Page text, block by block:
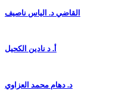
القاضي د. الياس ناصيف
أ. د نادين الكحيل
د. دهام محمد العزاوي